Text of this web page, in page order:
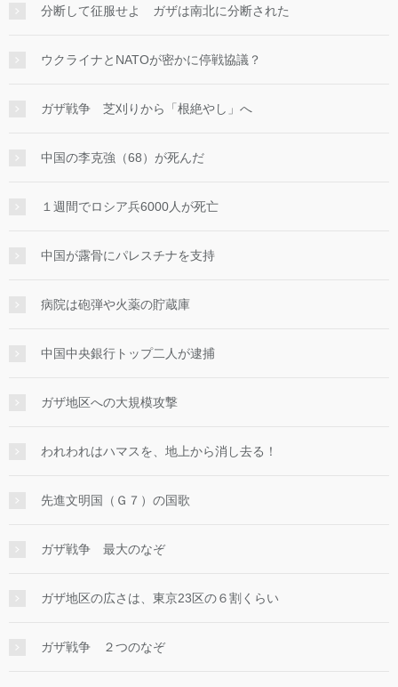
分断して征服せよ ガザは南北に分断された
ウクライナとNATOが密かに停戦協議？
ガザ戦争 芝刈りから「根絶やし」へ
中国の李克強（68）が死んだ
１週間でロシア兵6000人が死亡
中国が露骨にパレスチナを支持
病院は砲弾や火薬の貯蔵庫
中国中央銀行トップ二人が逮捕
ガザ地区への大規模攻撃
われわれはハマスを、地上から消し去る！
先進文明国（Ｇ７）の国歌
ガザ戦争 最大のなぞ
ガザ地区の広さは、東京23区の６割くらい
ガザ戦争 ２つのなぞ